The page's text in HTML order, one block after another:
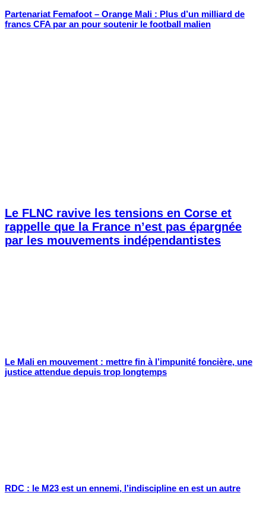
Partenariat Femafoot – Orange Mali : Plus d’un milliard de
francs CFA par an pour soutenir le football malien
Le FLNC ravive les tensions en Corse et
rappelle que la France n’est pas épargnée
par les mouvements indépendantistes
Le Mali en mouvement : mettre fin à l’impunité foncière, une
justice attendue depuis trop longtemps
RDC : le M23 est un ennemi, l’indiscipline en est un autre